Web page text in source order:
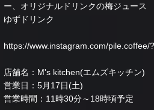
ー、オリジナルドリンクの梅ジュース
ゆずドリンク
https://www.instagram.com/pile.coffee/
店舗名：M's kitchen(エムズキッチン)
営業日：5月17日(土)
営業時間：11時30分～18時頃予定